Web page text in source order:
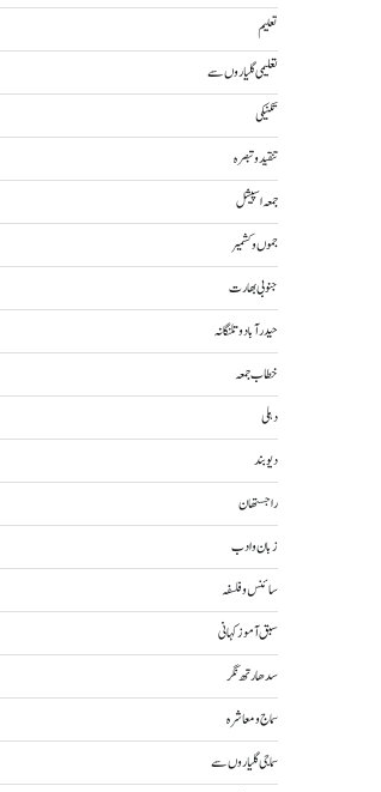
تعلیم
تعلیمی گلیاروں سے
تکنیکی
تنقید و تبصرہ
جمعہ اسپیشل
جموں و کشمیر
جنوبی بھارت
حیدرآباد و تلنگانہ
خطاب جمعہ
دہلی
دیوبند
راجستھان
زبان و ادب
سائنس و فلسفہ
سبق آموز کہانی
سدھارتھ نگر
سماج و معاشرہ
سماجی گلیاروں سے